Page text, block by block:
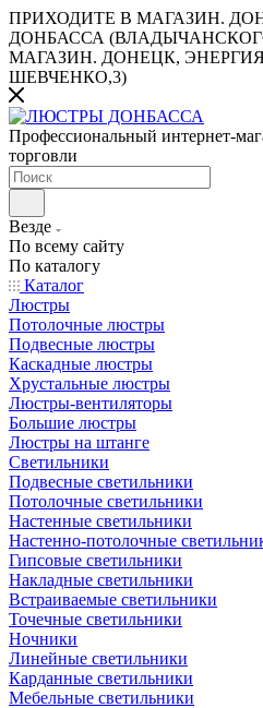
ПРИХОДИТЕ В МАГАЗИН.
ДОНБАССА
МАГАЗИН. ДОНЕЦК,
ШЕВЧЕНКО,3)
Профессиональный интернет-
торговли
Везде
По всему сайту
По каталогу
Каталог
Люстры
Потолочные люстры
Подвесные люстры
Каскадные люстры
Хрустальные люстры
Люстры-вентиляторы
Большие люстры
Люстры на штанге
Светильники
Подвесные светильники
Потолочные светильники
Настенные светильники
Настенно-потолочные
Гипсовые светильники
Накладные светильники
Встраиваемые светильники
Точечные светильники
Ночники
Линейные светильники
Карданные светильники
Мебельные светильники